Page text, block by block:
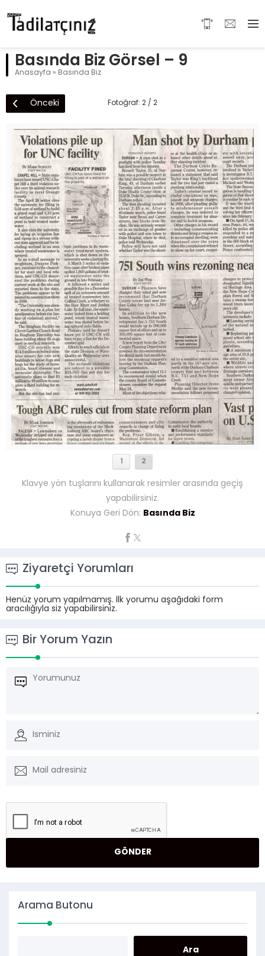
Basında Biz Görsel – 9
Anasayfa » Basında Biz
Önceki Fotoğraf: 2 / 2
1 2
Klavye yön tuşlarını kullanarak resimler arasında geçiş
yapabilirsiniz.
Konuya Geri Dön: Basında Biz
Ziyaretçi Yorumları
Henüz yorum yapılmamış. İlk yorumu aşağıdaki form
aracılığıyla siz yapabilirsiniz.
Bir Yorum Yazın
Arama Butonu